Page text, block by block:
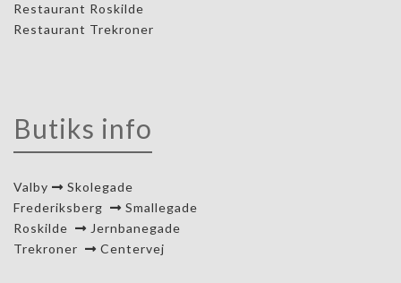
Restaurant Roskilde
Restaurant Trekroner
Butiks info
Valby
Skolegade
Frederiksberg
Smallegade
Roskilde
Jernbanegade
Trekroner
Centervej